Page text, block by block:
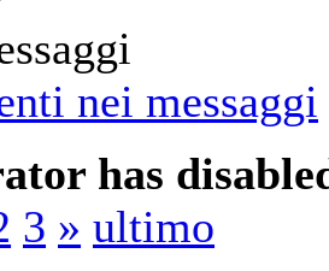
has
3 » ultimo